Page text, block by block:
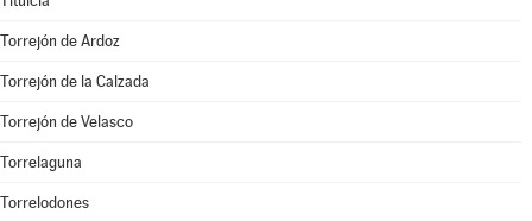
Torrejón de Ardoz
Torrejón de la Calzada
Torrejón de Velasco
Torrelaguna
Torrelodones